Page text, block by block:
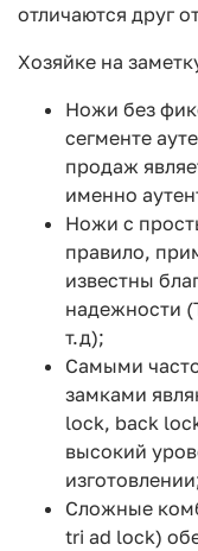
отличаются друг
Хозяйке на
Ножи без
сегменте
продаж
именно
Ножи с
правило,
известны
надежности
т.д);
Самыми
замками
lock, back
высокий
Сложные
tri ad lock)